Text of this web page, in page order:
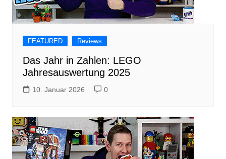
FEATURED Reviews
Das Jahr in Zahlen: LEGO
Jahresauswertung 2025
10. Januar 2026 0